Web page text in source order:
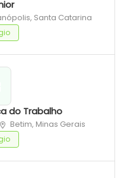
Santa Catarina
do Trabalho
Betim, Minas Gerais